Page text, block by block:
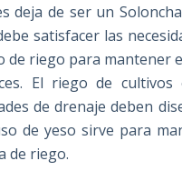
deja de ser un
satisfacer las
riego para mantener
El riego de
de drenaje deben
de yeso sirve para
de riego.